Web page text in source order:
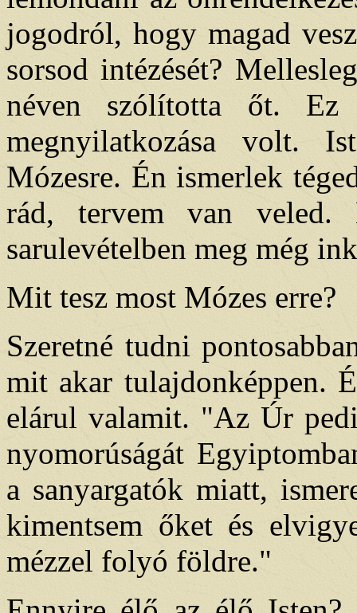
jogodról, hogy magad
sorsod intézését?
néven szólította őt. Ez
megnyilatkozása volt.
Mózesre. Én ismerlek
rád, tervem van veled.
sarulevételben meg még
Mit tesz most Mózes erre?
Szeretné tudni
mit akar tulajdonképpen.
elárul valamit. "Az Úr
nyomorúságát
a sanyargatók miatt,
kimentsem őket és
mézzel folyó földre."